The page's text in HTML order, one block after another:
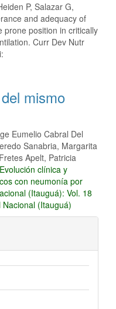
P, Salazar G,
and adequacy of
prone position in critically
Curr Dev Nutr
mismo
Eumelio Cabral Del
Sanabria, Margarita
Apelt, Patricia
Evolución clínica y
con neumonía por
(Itauguá): Vol. 18
(Itauguá)